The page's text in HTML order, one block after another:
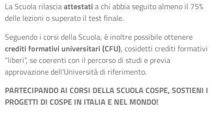
La Scuola rilasciaattestati a chi abbia seguito almeno il 75%
delle lezioni o superato il test finale.
Seguendo i corsi della Scuola, è inoltre possibile ottenere
crediti formativi universitari (CFU), cosidetti crediti formativi
“liberi”, se coerenti con il percorso di studi e previa
approvazione dell’Università di riferimento.
PARTECIPANDO AI CORSI DELLA SCUOLA COSPE, SOSTIENI I
PROGETTI DI COSPE IN ITALIA E NEL MONDO!